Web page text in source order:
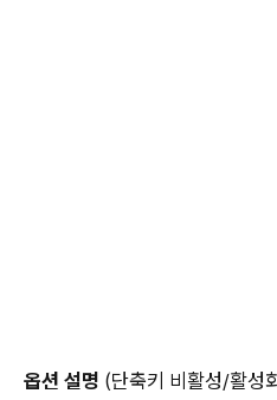
옵션 설명 (단축키 비활성/활